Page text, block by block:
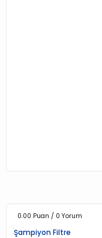
0.00 Puan / 0 Yorum
Şampiyon Filtre